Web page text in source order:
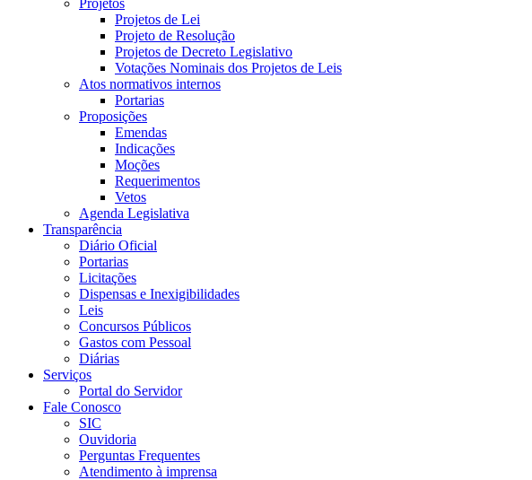
Projetos
Projetos de Lei
Projeto de Resolução
Projetos de Decreto Legislativo
Votações Nominais dos Projetos de Leis
Atos normativos internos
Portarias
Proposições
Emendas
Indicações
Moções
Requerimentos
Vetos
Agenda Legislativa
Transparência
Diário Oficial
Portarias
Licitações
Dispensas e Inexigibilidades
Leis
Concursos Públicos
Gastos com Pessoal
Diárias
Serviços
Portal do Servidor
Fale Conosco
SIC
Ouvidoria
Perguntas Frequentes
Atendimento à imprensa